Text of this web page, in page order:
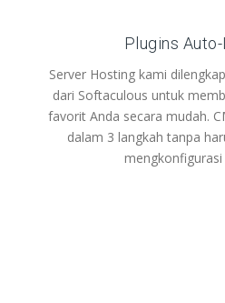
Plugins
Server Hosting kami
dari Softaculous untuk
favorit Anda secara mudah.
dalam 3 langkah tanpa
mengkonfigurasi